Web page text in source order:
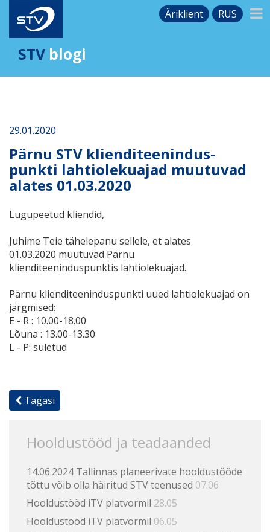
Äriklient RUS
STV blogi
29.01.2020
Pärnu STV klienditeenindus-
punkti lahtiolekuajad muutuvad
alates 01.03.2020
Lugupeetud kliendid,
Juhime Teie tähelepanu sellele, et alates
01.03.2020 muutuvad Pärnu
klienditeeninduspunktis lahtiolekuajad.
Pärnu klienditeeninduspunkti uued lahtiolekuajad on
järgmised:
E - R : 10.00-18.00
Lõuna : 13.00-13.30
L - P: suletud
Tagasi
Hooldustööd ja teadaanded
14.06.2024 Tallinnas planeerivate hooldustööde
tõttu võib olla häiritud STV teenused 07.06
Hooldustööd iTV platvormil 28.05
Hooldustööd iTV platvormil 06.05